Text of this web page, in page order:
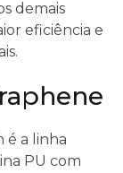
demais
eficiência e
é a linha
PU com